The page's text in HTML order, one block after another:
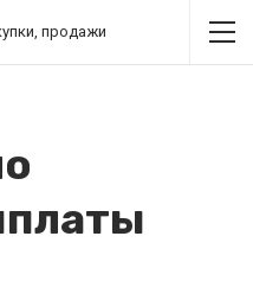
продажи